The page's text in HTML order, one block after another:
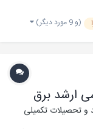
(و 9 مورد دیگر)
ارشد برق
تکمیلی